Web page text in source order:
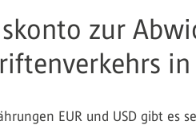
zur
EUR und USD gibt es